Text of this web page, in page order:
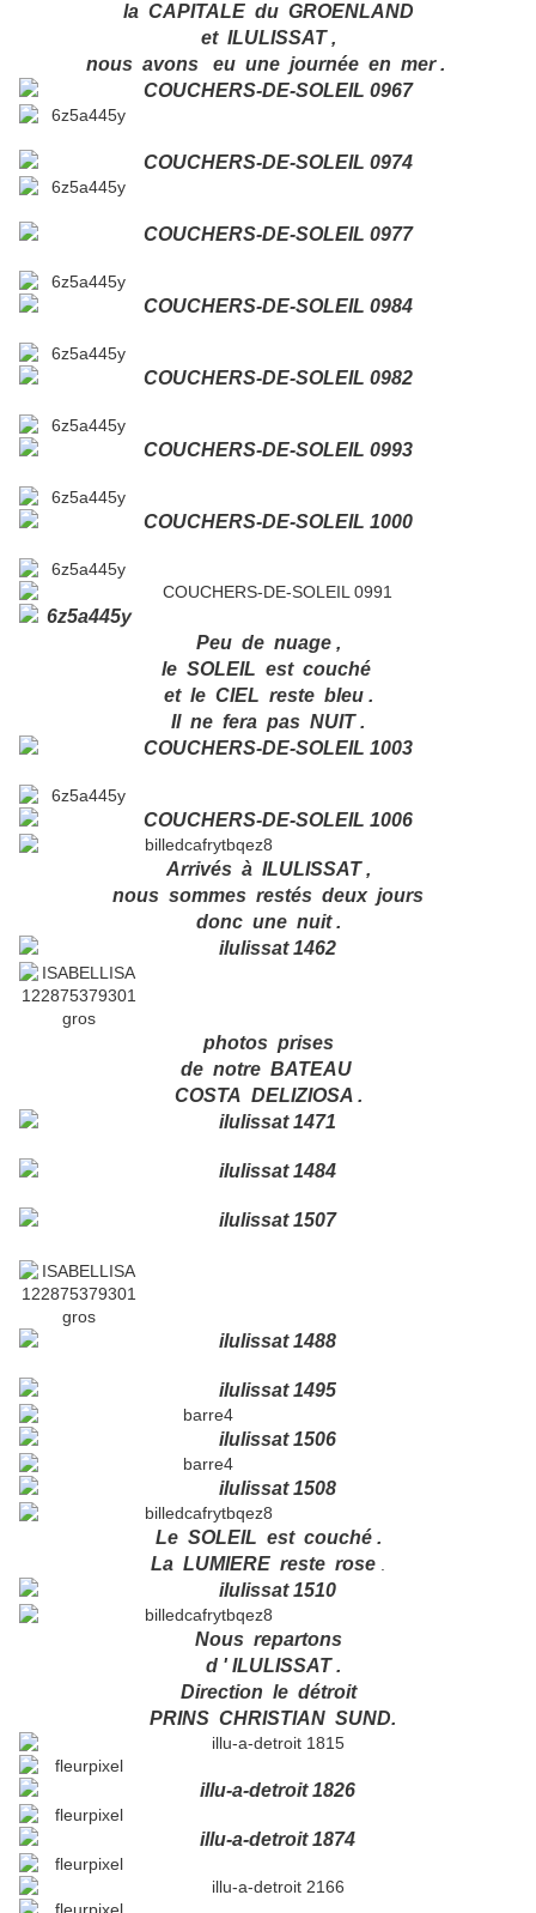
la CAPITALE du GROENLAND
et ILULISSAT ,
nous avons eu une journée en mer .
Peu de nuage ,
le SOLEIL est couché
et le CIEL reste bleu .
Il ne fera pas NUIT .
Arrivés à ILULISSAT ,
nous sommes restés deux jours
donc une nuit .
photos prises
de notre BATEAU
COSTA DELIZIOSA .
Le SOLEIL est couché .
La LUMIERE reste rose
Nous repartons
d ' ILULISSAT .
Direction le détroit
PRINS CHRISTIAN SUND.